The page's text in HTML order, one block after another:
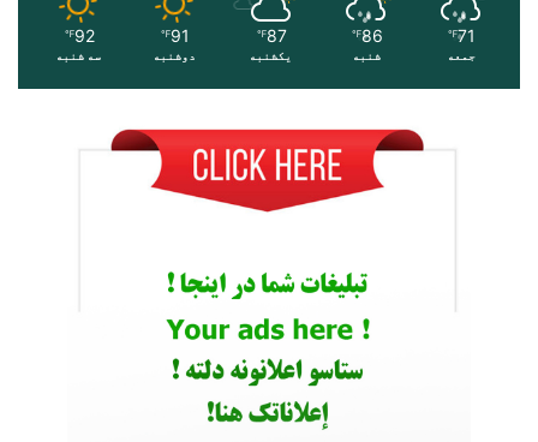
71
℉
جمعه
86
℉
شنبه
87
℉
یکشنبه
91
℉
دوشنبه
92
℉
سه شنبه